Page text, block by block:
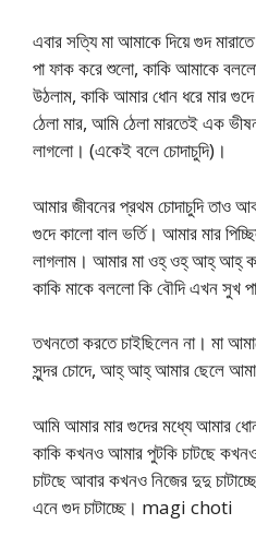
এবার সত্যি মা আমাকে দিয়ে গুদ
পা ফাক করে শুলো, কাকি আমাকে
উঠলাম, কাকি আমার ধোন ধরে মার
ঠেলা মার, আমি ঠেলা মারতেই এক
লাগলো। (একেই বলে চোদাচুদি)।
আমার জীবনের প্রথম চোদাচুদি তাও
গুদে কালো বাল ভর্তি। আমার মার
লাগলাম। আমার মা ওহ্ ওহ্ আহ্ আহ্
কাকি মাকে বললো কি বৌদি এখন সুখ
তখনতো করতে চাইছিলেন না। মা
সুন্দর চোদে, আহ্ আহ্ আমার ছেলে
আমি আমার মার গুদের মধ্যে আমার
কাকি কখনও আমার পুটকি চাটছে
চাটছে আবার কখনও নিজের দুদু
এনে গুদ চাটাচ্ছে। magi choti